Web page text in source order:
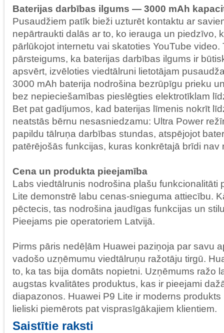
Baterijas darbības ilgums — 3000 mAh
Pusaudžiem patīk bieži uzturēt kontaktu ar
nepārtraukti dalās ar to, ko ierauga un piedzīvo,
pārlūkojot internetu vai skatoties YouTube
pārsteigums, ka baterijas darbības ilgums ir
apsvērt, izvēloties viedtālruni lietotājam
3000 mAh baterija nodrošina bezrūpīgu prieku
bez nepieciešamības pieslēgties elektrotīklam
Bet pat gadījumos, kad baterijas līmenis nokrīt
neatstās bērnu nesasniedzamu: Ultra Power
papildu tālruņa darbības stundas, atspējojot
patērējošās funkcijas, kuras konkrētajā brīdi nav
Cena un produkta pieejamība
Labs viedtālrunis nodrošina plašu funkcionalitāti
Lite demonstrē labu cenas-snieguma attiecību.
pēctecis, tas nodrošina jaudīgas funkcijas un
Pieejams pie operatoriem Latvijā.
Pirms pāris nedēļām Huawei paziņoja par savu
vadošo uzņēmumu viedtālruņu ražotāju tirgū.
to, ka tas bija domāts nopietni. Uzņēmums ražo
augstas kvalitātes produktus, kas ir pieejami
diapazonos. Huawei P9 Lite ir moderns
lieliski piemērots pat visprasīgākajiem klientiem.
Saistītie raksti